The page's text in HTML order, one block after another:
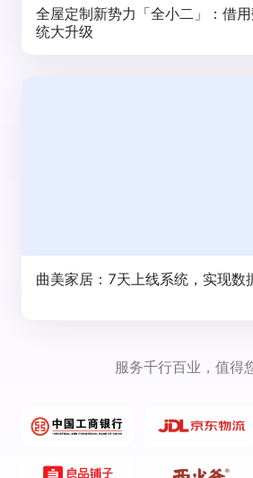
全屋定制新势力「全小二」：借
统大升级
曲美家居：7天上线系统，实现数
服务千行百业，值得